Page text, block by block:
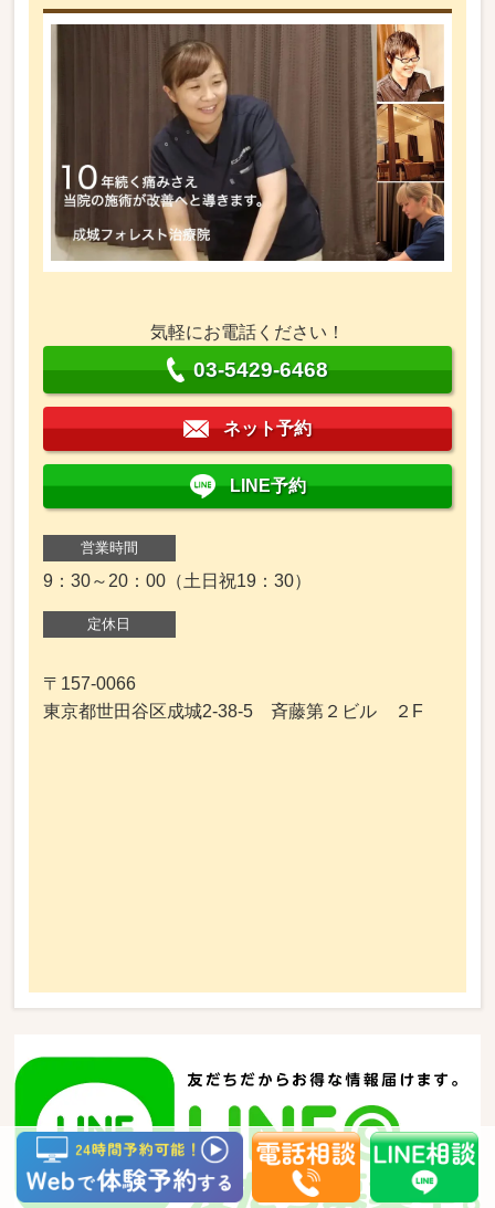
気軽にお電話ください！
03-5429-6468
ネット予約
LINE予約
営業時間
9：30～20：00（土日祝19：30）
定休日
〒157-0066
東京都世田谷区成城2-38-5 斉藤第２ビル ２F